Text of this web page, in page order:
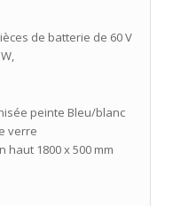
de batterie de 60 V
peinte Bleu/blanc
verre
1800 x 500 mm